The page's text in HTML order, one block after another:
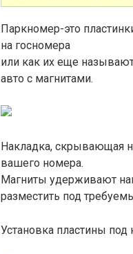
Паркномер-это
на госномера
или как их еще
авто с магнитами.
Накладка, скрывающая
вашего номера.
Магниты удерживают
разместить под
Установка пластины